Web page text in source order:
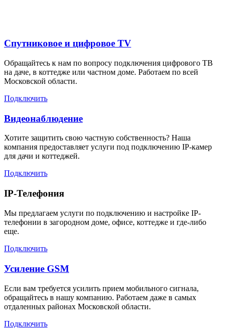
Спутниковое и цифровое TV
Обращайтесь к нам по вопросу подключения цифрового ТВ
на даче, в коттедже или частном доме. Работаем по всей
Московской области.
Подключить
Видеонаблюдение
Хотите защитить свою частную собственность? Наша
компания предоставляет услуги под подключению IP-камер
для дачи и коттеджей.
Подключить
IP-Телефония
Мы предлагаем услуги по подключению и настройке IP-
телефонии в загородном доме, офисе, коттедже и где-либо
еще.
Подключить
Усиление GSM
Если вам требуется усилить прием мобильного сигнала,
обращайтесь в нашу компанию. Работаем даже в самых
отдаленных районах Московской области.
Подключить